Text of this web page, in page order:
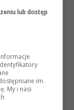
lub dostęp
im.
My i nasi